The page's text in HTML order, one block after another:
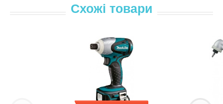
Схожі товари